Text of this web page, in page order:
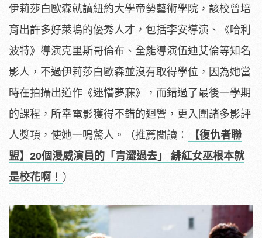
伊莉莎白歐森就讀紐約大學帝勢藝術學院，該校曾培
育出許多好萊塢的優秀人才，包括李安導演、《哈利
波特》導演克里斯哥倫布、全能導演伍迪艾倫等知名
影人，不過伊莉莎白歐森並沒有取得學位，因為她當
時在拍攝出道作《迷懵夢寐》，而錯過了最後一學期
的課程，所幸電影獲得不錯的迴響，更入圍諸多影評
人獎項，使她一鳴驚人。（推薦閱讀：
【復仇者聯
盟】20個漫威演員的「青澀過去」 緋紅女巫根本就
是校花啊！ ）